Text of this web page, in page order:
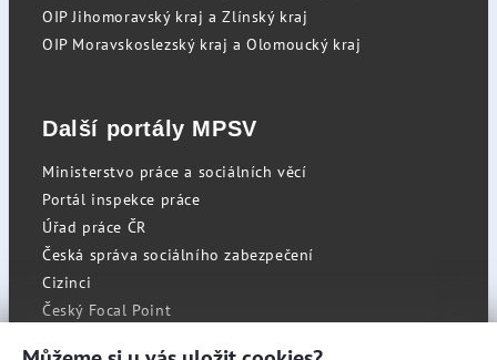
OIP Jihomoravský kraj a Zlínský kraj
OIP Moravskoslezský kraj a Olomoucký kraj
Další portály MPSV
Ministerstvo práce a sociálních věcí
Portál inspekce práce
Úřad práce ČR
Česká správa sociálního zabezpečení
Cizinci
Český Focal Point